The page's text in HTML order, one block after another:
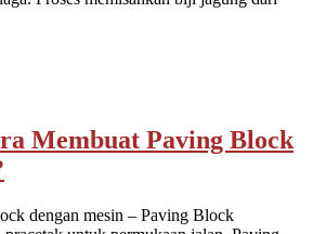
Membuat Paving Block
dengan mesin – Paving Block